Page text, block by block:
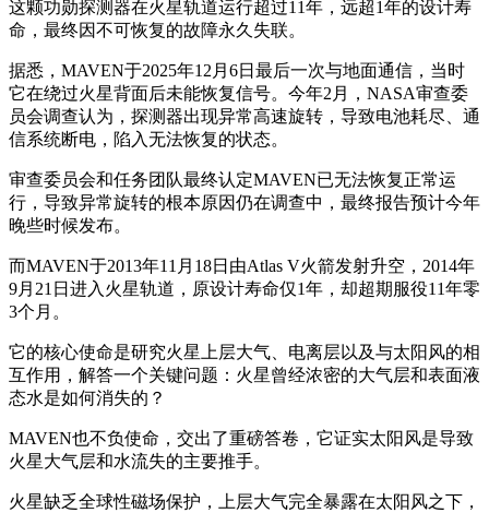
这颗功勋探测器在火星轨道运行超过11年，远超1年的设计寿
命，最终因不可恢复的故障永久失联。
据悉，MAVEN于2025年12月6日最后一次与地面通信，当时
它在绕过火星背面后未能恢复信号。今年2月，NASA审查委
员会调查认为，探测器出现异常高速旋转，导致电池耗尽、通
信系统断电，陷入无法恢复的状态。
审查委员会和任务团队最终认定MAVEN已无法恢复正常运
行，导致异常旋转的根本原因仍在调查中，最终报告预计今年
晚些时候发布。
而MAVEN于2013年11月18日由Atlas V火箭发射升空，2014年
9月21日进入火星轨道，原设计寿命仅1年，却超期服役11年零
3个月。
它的核心使命是研究火星上层大气、电离层以及与太阳风的相
互作用，解答一个关键问题：火星曾经浓密的大气层和表面液
态水是如何消失的？
MAVEN也不负使命，交出了重磅答卷，它证实太阳风是导致
火星大气层和水流失的主要推手。
火星缺乏全球性磁场保护，上层大气完全暴露在太阳风之下，